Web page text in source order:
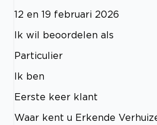
12 en 19 februari 2026
Ik wil beoordelen als
Particulier
Ik ben
Eerste keer klant
Waar kent u Erkende